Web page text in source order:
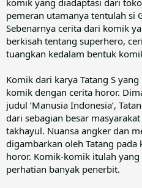
komik yang diadaptasi dari
pemeran utamanya tentulah si
Sebenarnya cerita dari komik
berkisah tentang superhero,
tuangkan kedalam bentuk
Komik dari karya Tatang S
komik dengan cerita horor.
judul ‘Manusia Indonesia’,
dari sebagian besar
takhayul. Nuansa angker dan
digambarkan oleh Tatang pada
horor. Komik-komik itulah
perhatian banyak penerbit.